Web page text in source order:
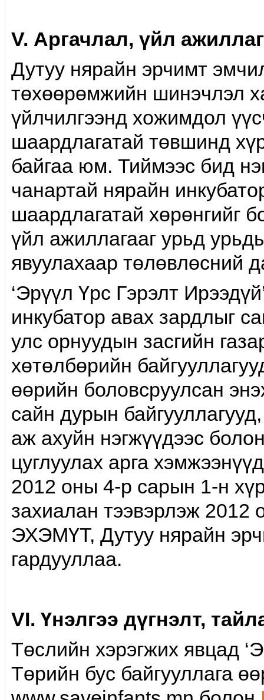
V. Аргачлал, үйл
Дутуу нярайн эрчимт
төхөөрөмжийн шинэчлэл
үйлчилгээнд хожимдол
шаардлагатай төвшинд
байгаа юм. Тиймээс бид
чанартай нярайн
шаардлагатай хөрөнгийг
үйл ажиллагааг урьд
явуулахаар төлөвлөсний
‘Эрүүл Үрс Гэрэлт
инкубатор авах зардлыг
улс орнуудын засгийн
хөтөлбөрийн
өөрийн боловсруулсан
сайн дурын
аж ахуйн нэгжүүдээс
цуглуулах арга
2012 оны 4-р сарын 1-н
захиалан тээвэрлэж
ЭХЭМҮТ, Дутуу нярайн
гардууллаа.
VI. Үнэлгээ дүгнэлт,
Төслийн хэрэгжих явцад
Төрийн бус байгууллага